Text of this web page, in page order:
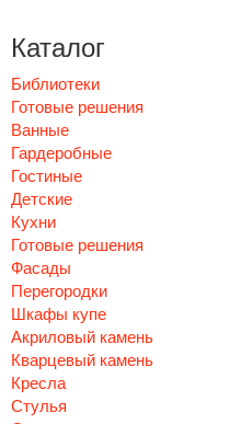
Каталог
Библиотеки
Готовые решения
Ванные
Гардеробные
Гостиные
Детские
Кухни
Готовые решения
Фасады
Перегородки
Шкафы купе
Акриловый камень
Кварцевый камень
Кресла
Стулья